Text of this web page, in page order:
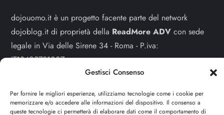
Gestisci Consenso
Per fornire le migliori esperienze, utilizziamo tecnologie come i cookie per
memorizzare e/o accedere alle informazioni del dispositivo. Il consenso a
queste tecnologie ci permetterà di elaborare dati come il comportamento di
dojouomo.it è un progetto facente parte del network
dojoblog.it di proprietà della ReadMore ADV con sede
legale in Via delle Sirene 34 - Roma - P.iva:
IT13402731007
Cerca